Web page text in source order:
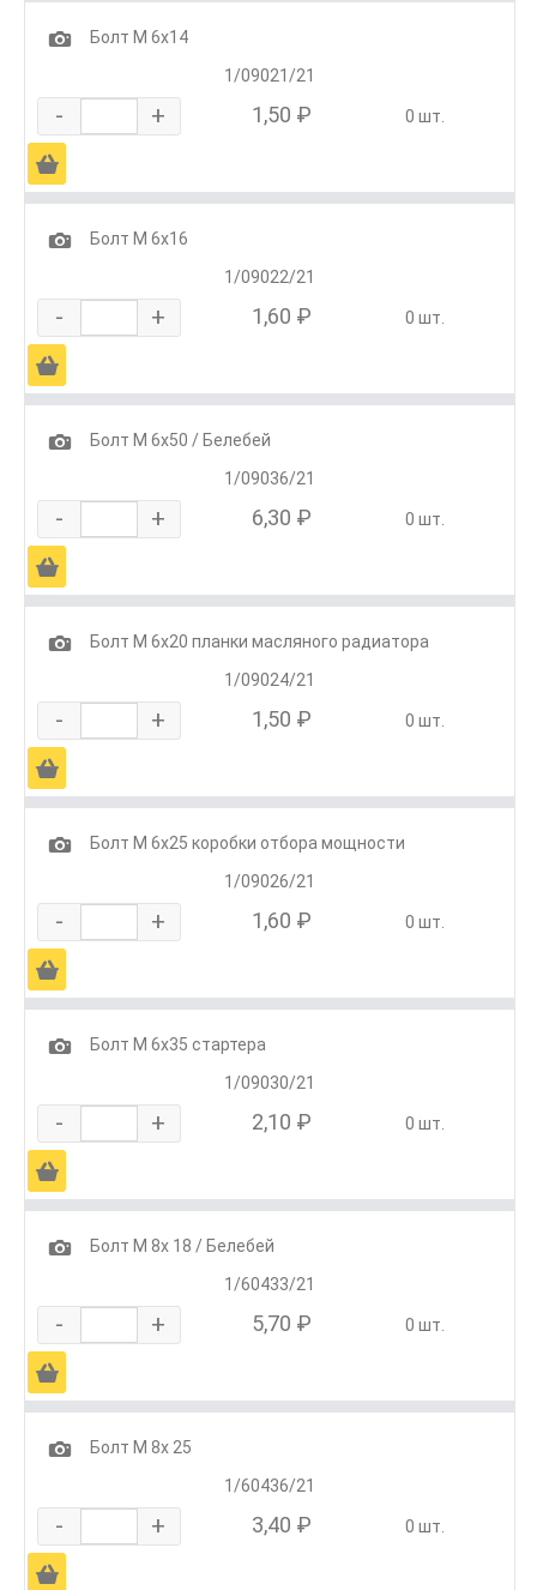
1
Болт М 6х14
1/09021/21
- + 1,50 ₽ 0 шт.
Ä
1
Болт М 6х16
1/09022/21
- + 1,60 ₽ 0 шт.
Ä
1
Болт М 6х50 / Белебей
1/09036/21
- + 6,30 ₽ 0 шт.
Ä
1
Болт М 6х20 планки масляного радиатора
1/09024/21
- + 1,50 ₽ 0 шт.
Ä
1
Болт М 6х25 коробки отбора мощности
1/09026/21
- + 1,60 ₽ 0 шт.
Ä
1
Болт М 6х35 стартера
1/09030/21
- + 2,10 ₽ 0 шт.
Ä
1
Болт М 8х 18 / Белебей
1/60433/21
- + 5,70 ₽ 0 шт.
Ä
1
Болт М 8х 25
1/60436/21
- + 3,40 ₽ 0 шт.
Ä